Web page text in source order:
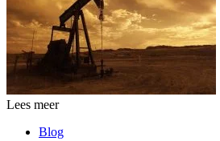
Lees meer
Blog